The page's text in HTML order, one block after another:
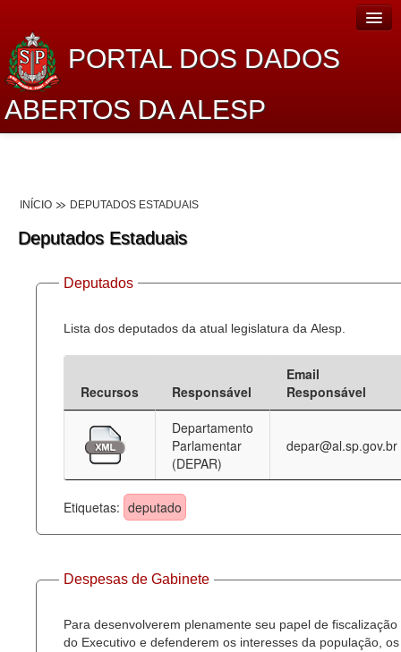
PORTAL DOS DADOS
ABERTOS DA ALESP
Lei de Acesso à Informação
Dados Governamentais Abertos
Planejamento
Catálogo de dados
Processo Legislativo
Deputados Estaduais
Administração
Legislação
Agenda
Perguntas frequentes
INÍCIO DEPUTADOS ESTADUAIS
Deputados Estaduais
Deputados
Lista dos deputados da atual legislatura da Alesp.
Recursos Responsável
Email
Responsável
Departamento
Parlamentar
(DEPAR)
depar@al.sp.gov.br
Etiquetas: deputado
Despesas de Gabinete
Para desenvolverem plenamente seu papel de fiscalização
do Executivo e defenderem os interesses da população, os